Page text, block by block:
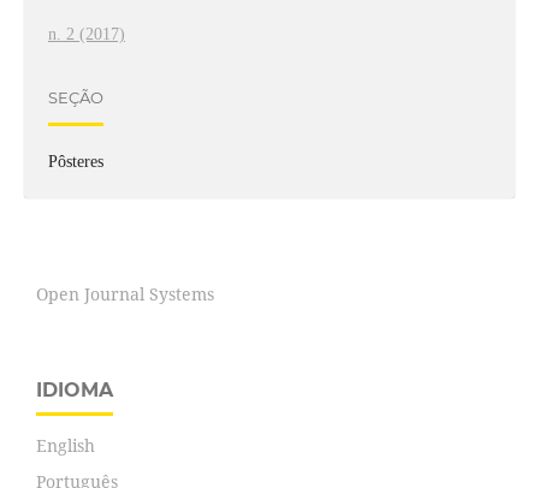
n. 2 (2017)
SEÇÃO
Pôsteres
Open Journal Systems
IDIOMA
English
Português